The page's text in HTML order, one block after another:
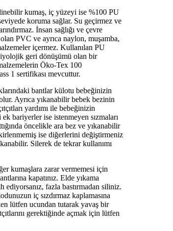
kumaş, iç yüzeyi ise %100 PU
koruma sağlar. Su geçirmez ve
İnsan sağlığı ve çevre
PVC ve ayrıca naylon, muşamba,
içermez. Kullanılan PU
geri dönüşümü olan bir
Öko-Tex 100
1 sertifikası mevcuttur.
bantlar külotu bebeğinizin
Ayrıca yıkanabilir bebek bezinin
yardımı ile bebeğinizin
bariyerler ise istenmeyen sızmaları
öncelikle ara bez ve yıkanabilir
ise diğerlerini değiştirmeniz
Silerek de tekrar kullanımı
kumaşlara zarar vermemesi için
kapatınız. Elde yıkama
ediyorsanız, fazla bastırmadan siliniz.
iç sızdırmaz kaplamasına
lütfen ucundan tutarak yavaş bir
gerektiğinde açmak için lütfen